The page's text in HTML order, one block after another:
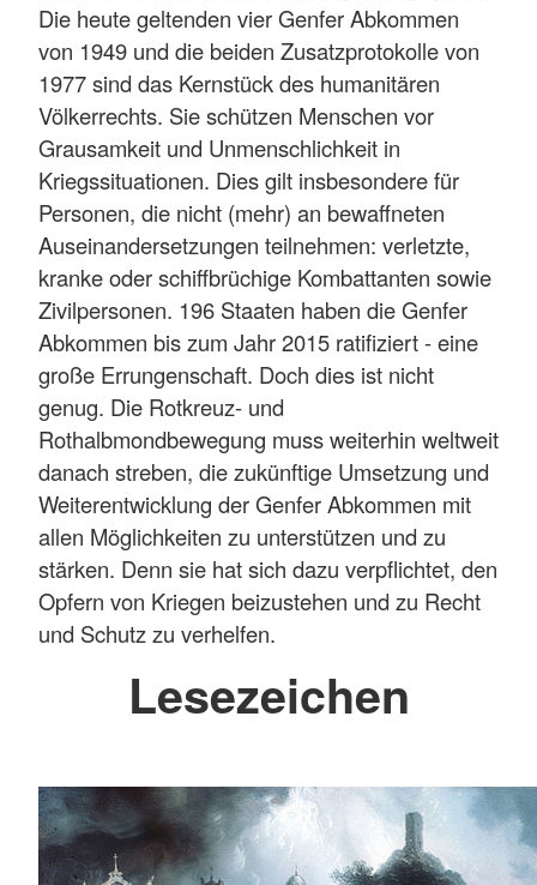
Die heute geltenden vier Genfer Abkommen
von 1949 und die beiden Zusatzprotokolle von
1977 sind das Kernstück des humanitären
Völkerrechts. Sie schützen Menschen vor
Grausamkeit und Unmenschlichkeit in
Kriegssituationen. Dies gilt insbesondere für
Personen, die nicht (mehr) an bewaffneten
Auseinandersetzungen teilnehmen: verletzte,
kranke oder schiffbrüchige Kombattanten sowie
Zivilpersonen. 196 Staaten haben die Genfer
Abkommen bis zum Jahr 2015 ratifiziert - eine
große Errungenschaft. Doch dies ist nicht
genug. Die Rotkreuz- und
Rothalbmondbewegung muss weiterhin weltweit
danach streben, die zukünftige Umsetzung und
Weiterentwicklung der Genfer Abkommen mit
allen Möglichkeiten zu unterstützen und zu
stärken. Denn sie hat sich dazu verpflichtet, den
Opfern von Kriegen beizustehen und zu Recht
und Schutz zu verhelfen.
Lesezeichen